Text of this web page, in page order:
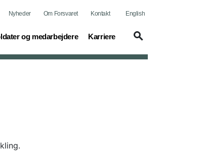
Nyheder Om Forsvaret Kontakt English
og medarbejdere Karriere
(current)